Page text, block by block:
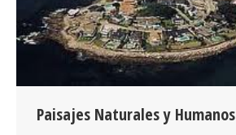
Paisajes Naturales y Humanos